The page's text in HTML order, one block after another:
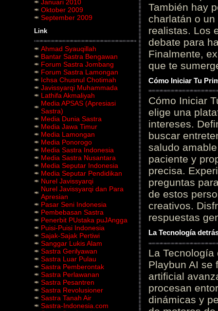
Januari 2010
Oktober 2009
September 2009
Link
Ahmad Syauqillah
Bantar Sastra Bengawan
Forum Sastra Jombang
Forum Sastra Lamongan
Ichsa Chusnul Chotimah
Javissyarqi Muhammada
Lathifa Akmaliyah
Media APSAS (Apresiasi
Sastra)
Media Dunia Sastra
Media Jawa Timur
Media Lamongan
Media Ponorogo
Media Sastra Indonesia
Media Sastra Nusantara
Media Seputar Indonesia
Media Seputar Pendidikan
Nurel Javissyarqi
Nurel Javissyarqi dan Para
Apresian
Pasar Seni Indonesia
Pembebasan Sastra
Penerbit PUstaka puJAngga
Puisi-Puisi Indonesia
Sajak-Sajak Pertiwi
Sanggar Lukis Alam
Sastra Gerilyawan
Sastra Luar Pulau
Sastra Pemberontak
Sastra Perlawanan
Sastra Pesantren
Sastra Revolusioner
Sastra Tanah Air
Sastra-Indonesia.com
También hay
charlatán o
realistas. Los
debate para
Finalmente,
que te
Cómo Iniciar Tu
Cómo Iniciar
elige una
intereses.
buscar
saludo
paciente y
precisa.
preguntas
de estos
creativos.
respuestas
La Tecnología
La
Playbun AI se
artificial
procesan
dinámicas y